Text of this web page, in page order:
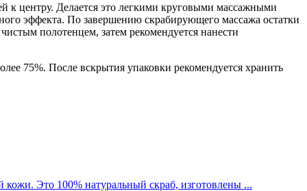
центру. Делается это легкими круговыми массажными
эффекта. По завершению скрабирующего массажа остатки
полотенцем, затем рекомендуется нанести
75%. После вскрытия упаковки рекомендуется хранить
кожи. Это 100% натуральный скраб, изготовлены ...